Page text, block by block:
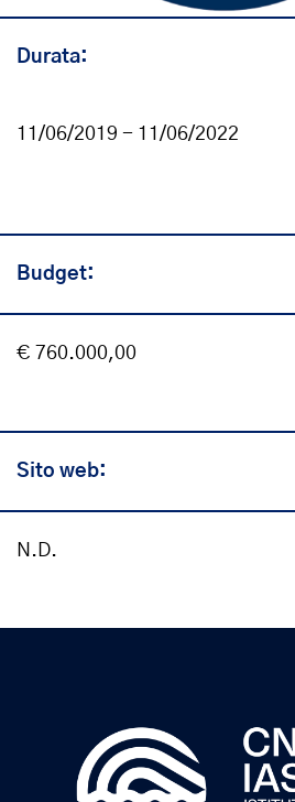
Durata:
11/06/2019 - 11/06/2022
Budget:
€ 760.000,00
Sito web:
N.D.